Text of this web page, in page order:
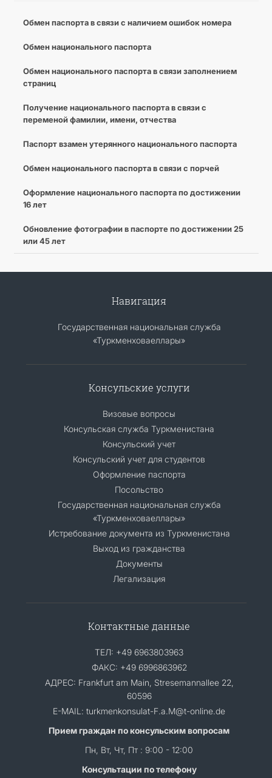
Обмен паспорта в связи с наличием ошибок номера
Обмен национального паспорта
Обмен национального паспорта в связи заполнением
страниц
Получение национального паспорта в связи с
переменой фамилии, имени, отчества
Паспорт взамен утерянного национального паспорта
Обмен национального паспорта в связи с порчей
Оформление национального паспорта по достижении
16 лет
Обновление фотографии в паспорте по достижении 25
или 45 лет
Навигация
Государственная национальная служба
«Туркменховаеллары»
Консульские услуги
Визовые вопросы
Консульская служба Туркменистана
Консульский учет
Консульский учет для студентов
Оформление паспорта
Посольство
Государственная национальная служба
«Туркменховаеллары»
Истребование документа из Туркменистана
Выход из гражданства
Документы
Легализация
Контактные данные
ТЕЛ: +49 6963803963
ФАКС: +49 6996863962
АДРЕС: Frankfurt am Main, Stresemannallee 22,
60596
E-MAIL: turkmenkonsulat-F.a.M@t-online.de
Прием граждан по консульским вопросам
Пн, Вт, Чт, Пт : 9:00 - 12:00
Консультации по телефону